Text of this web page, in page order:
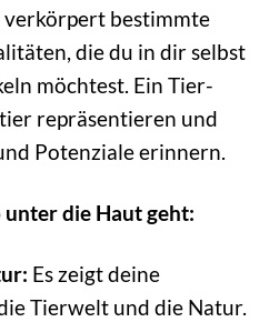
verkörpert bestimmte
die du in dir selbst
möchtest. Ein Tier-
repräsentieren und
Potenziale erinnern.
die Haut geht:
Es zeigt deine
Tierwelt und die Natur.